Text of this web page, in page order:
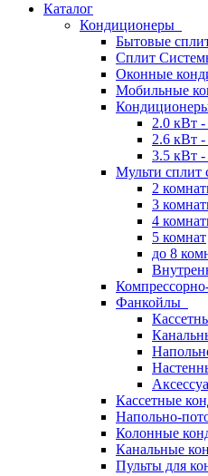
Каталог
Кондиционеры
Бытовые
Сплит
Оконные
Мобильные
2.0 кВт
2.6 кВт
3.5 кВт
Мульти сплит
2
3
4
5 комнат
до 8
Фанкойлы
Кассетные
Напольно-
Колонные
Канальные
Пульты для